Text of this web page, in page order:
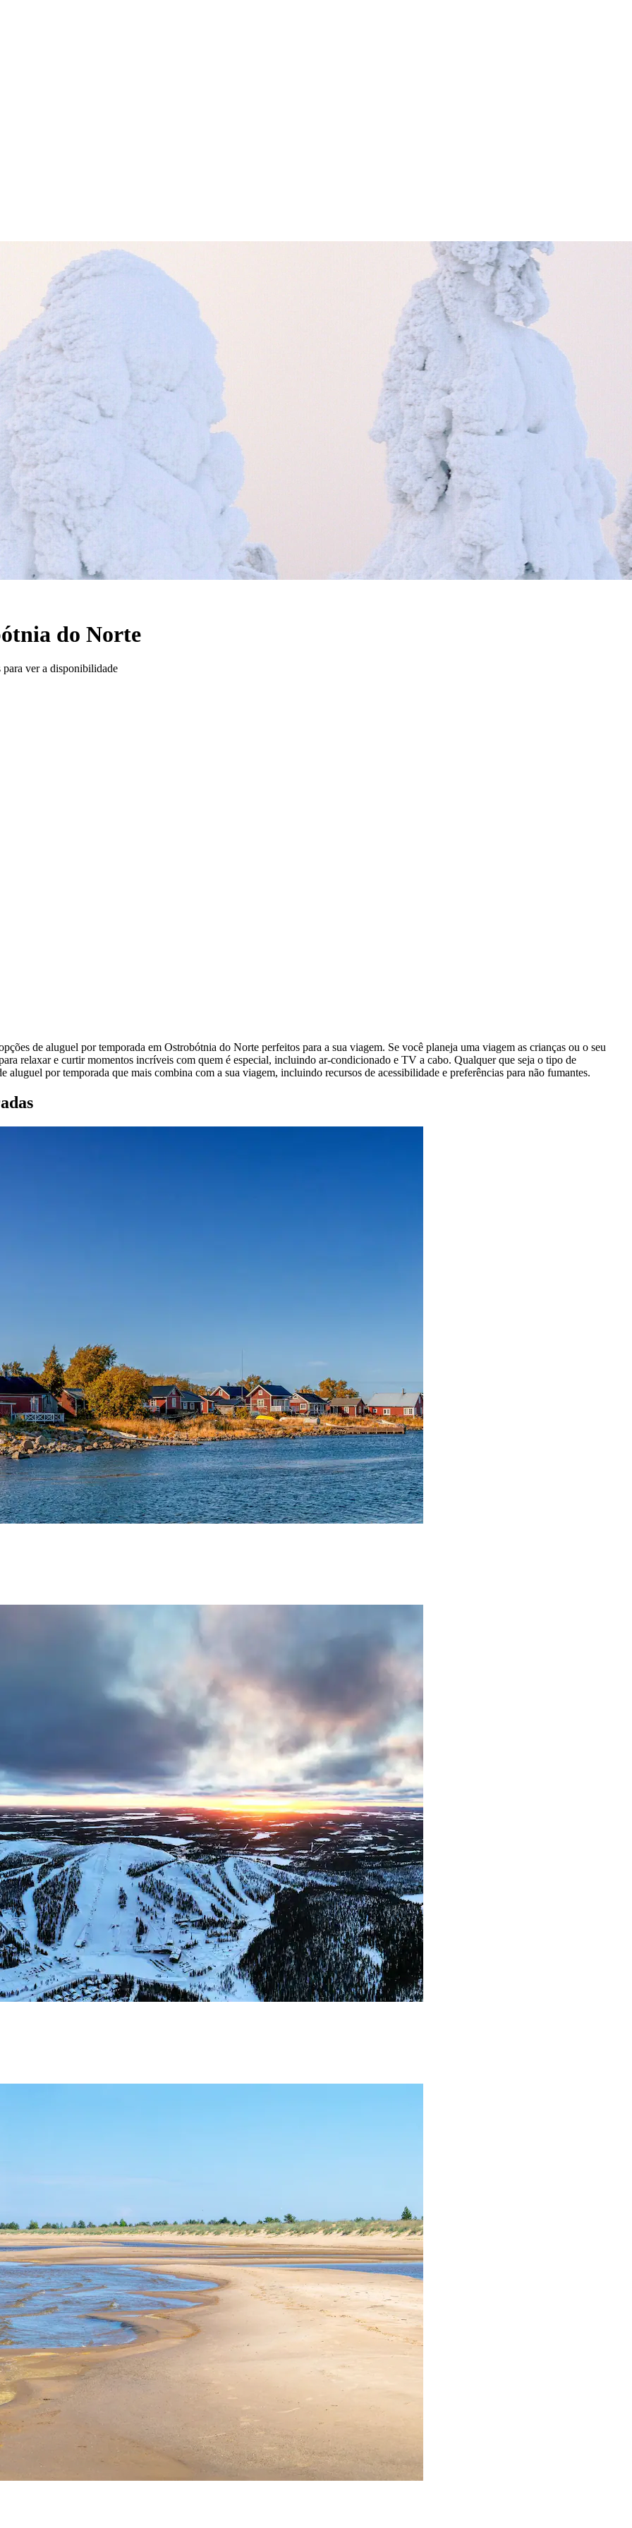
do Norte
para ver a disponibilidade
de aluguel por temporada em Ostrobótnia do Norte perfeitos para a sua viagem. Se você planeja uma viagem as crianças ou o seu
relaxar e curtir momentos incríveis com quem é especial, incluindo ar-condicionado e TV a cabo. Qualquer que seja o tipo de
por temporada que mais combina com a sua viagem, incluindo recursos de acessibilidade e preferências para não fumantes.